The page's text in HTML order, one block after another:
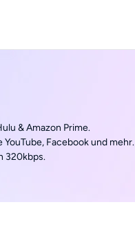
& Amazon Prime.
Facebook und mehr.
320kbps.